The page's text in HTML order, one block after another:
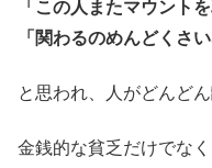
「この人またマウント
「関わるのめんどくさい
と思われ、人がどんど
金銭的な貧乏だけでな